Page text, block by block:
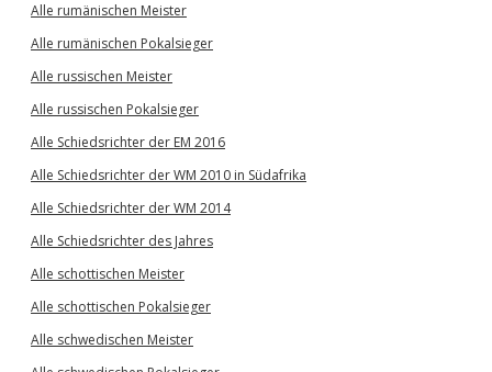
Alle rumänischen Meister
Alle rumänischen Pokalsieger
Alle russischen Meister
Alle russischen Pokalsieger
Alle Schiedsrichter der EM 2016
Alle Schiedsrichter der WM 2010 in Südafrika
Alle Schiedsrichter der WM 2014
Alle Schiedsrichter des Jahres
Alle schottischen Meister
Alle schottischen Pokalsieger
Alle schwedischen Meister